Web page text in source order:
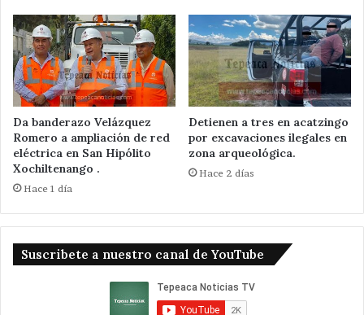
Da banderazo Velázquez
Romero a ampliación de red
eléctrica en San Hipólito
Xochiltenango .
Hace 1 día
Detienen a tres en acatzingo
por excavaciones ilegales en
zona arqueológica.
Hace 2 días
Suscribete a nuestro canal de YouTube